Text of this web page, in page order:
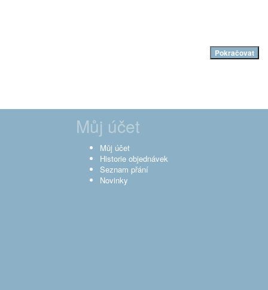
Pokračovat
Můj účet
Můj účet
Historie objednávek
Seznam přání
Novinky